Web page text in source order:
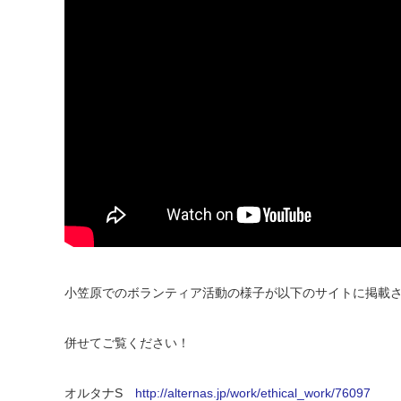
小笠原でのボランティア活動の様子が以下のサイトに掲載さ
併せてご覧ください！
オルタナS http://alternas.jp/work/ethical_work/76097